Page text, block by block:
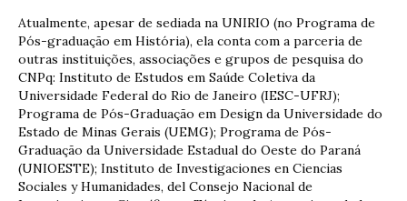
Atualmente, apesar de sediada na UNIRIO (no Programa de
Pós-graduação em História), ela conta com a parceria de
outras instituições, associações e grupos de pesquisa do
CNPq: Instituto de Estudos em Saúde Coletiva da
Universidade Federal do Rio de Janeiro (IESC-UFRJ);
Programa de Pós-Graduação em Design da Universidade do
Estado de Minas Gerais (UEMG); Programa de Pós-
Graduação da Universidade Estadual do Oeste do Paraná
(UNIOESTE); Instituto de Investigaciones en Ciencias
Sociales y Humanidades, del Consejo Nacional de